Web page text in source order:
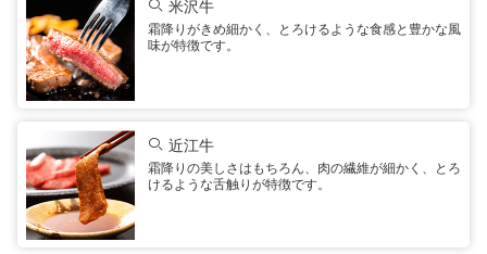
米沢牛
霜降りがきめ細かく、とろけるような食感と豊かな風
味が特徴です。
近江牛
霜降りの美しさはもちろん、肉の繊維が細かく、とろ
けるような舌触りが特徴です。